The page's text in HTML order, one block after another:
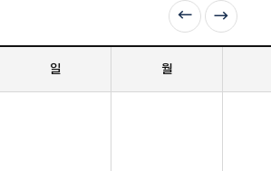
이전달다음달
일 월